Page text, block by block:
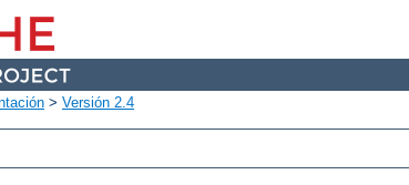
> Versión 2.4